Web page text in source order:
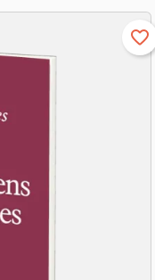
favorite_border